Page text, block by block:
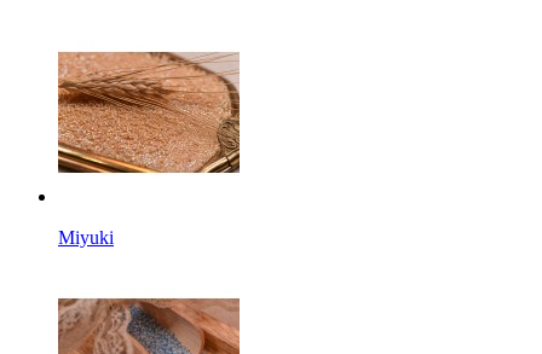
Miyuki